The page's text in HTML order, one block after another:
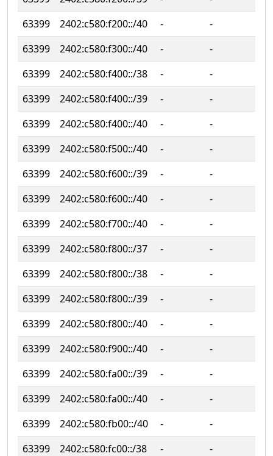
63399
2402:c580:f200::/40 ‐
‐
63399
2402:c580:f300::/40 ‐
‐
63399
2402:c580:f400::/38 ‐
‐
63399
2402:c580:f400::/39 ‐
‐
63399
2402:c580:f400::/40 ‐
‐
63399
2402:c580:f500::/40 ‐
‐
63399
2402:c580:f600::/39 ‐
‐
63399
2402:c580:f600::/40 ‐
‐
63399
2402:c580:f700::/40 ‐
‐
63399
2402:c580:f800::/37 ‐
‐
63399
2402:c580:f800::/38 ‐
‐
63399
2402:c580:f800::/39 ‐
‐
63399
2402:c580:f800::/40 ‐
‐
63399
2402:c580:f900::/40 ‐
‐
63399
2402:c580:fa00::/39 ‐
‐
63399
2402:c580:fa00::/40 ‐
‐
63399
2402:c580:fb00::/40 ‐
‐
63399
2402:c580:fc00::/38 ‐
‐